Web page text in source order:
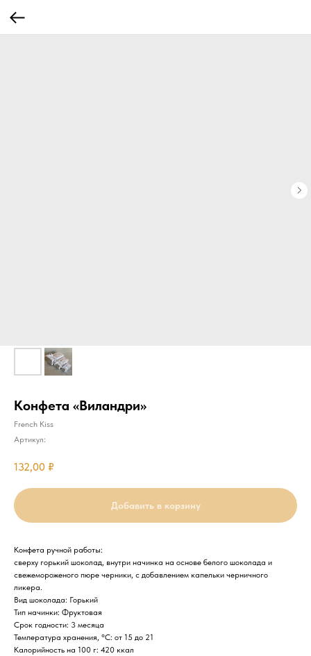
Конфета «Виландри»
French Kiss
Артикул:
132,00 ₽
Добавить в корзину
Конфета ручной работы:
сверху горький шоколад, внутри начинка на основе белого шоколада и
свежемороженого пюре черники, с добавлением капельки черничного
ликера.
Вид шоколада: Горький
Тип начинки: Фруктовая
Срок годности: 3 месяца
Температура хранения, °C: от 15 до 21
Калорийность на 100 г: 420 ккал